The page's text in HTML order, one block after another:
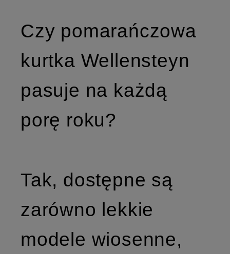
Czy pomarańczowa
kurtka Wellensteyn
pasuje na każdą
porę roku?
Tak, dostępne są
zarówno lekkie
modele wiosenne,